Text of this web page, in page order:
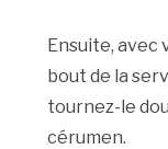
Ensuite, avec
bout de la
tournez-le
cérumen.